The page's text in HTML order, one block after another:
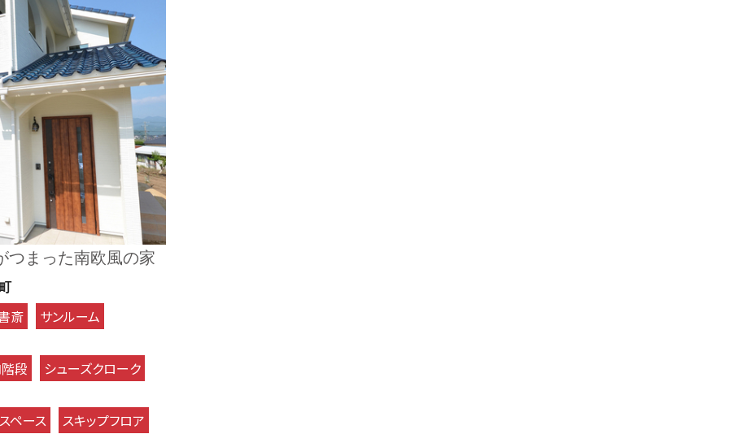
まった南欧風の家
斎 サンルーム
段 シューズクローク
ペース スキップフロア